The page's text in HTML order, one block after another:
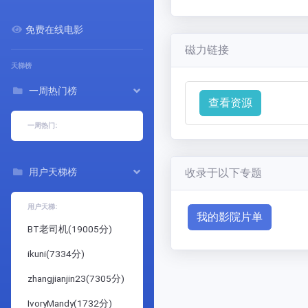
免费在线电影
天梯榜
一周热门榜
一周热门:
用户天梯榜
用户天梯:
BT老司机(19005分)
ikuni(7334分)
zhangjianjin23(7305分)
IvoryMandy(1732分)
磁力链接
查看资源
收录于以下专题
我的影院片单